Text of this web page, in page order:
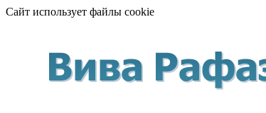
Сайт использует файлы cookie